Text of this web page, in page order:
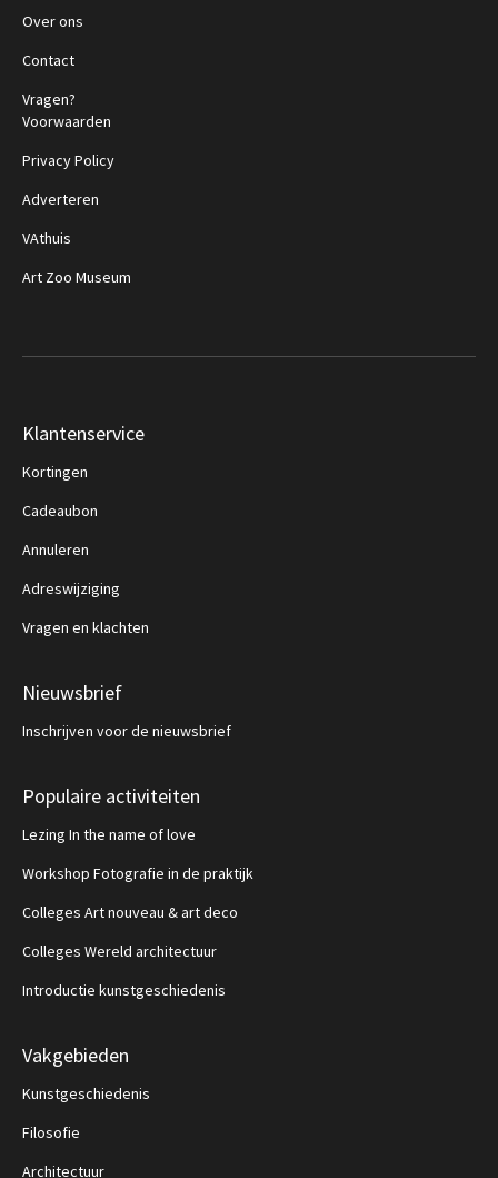
Over ons
Contact
Vragen?
Voorwaarden
Privacy Policy
Adverteren
VAthuis
Art Zoo Museum
Klantenservice
Kortingen
Cadeaubon
Annuleren
Adreswijziging
Vragen en klachten
Nieuwsbrief
Inschrijven voor de nieuwsbrief
Populaire activiteiten
Lezing In the name of love
Workshop Fotografie in de praktijk
Colleges Art nouveau & art deco
Colleges Wereld architectuur
Introductie kunstgeschiedenis
Vakgebieden
Kunstgeschiedenis
Filosofie
Architectuur